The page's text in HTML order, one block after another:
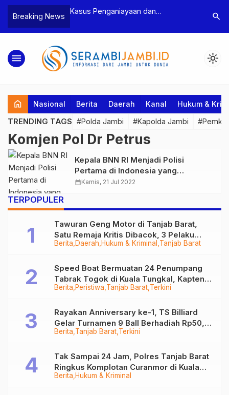
Breaking News
Bea Cukai
Pelaku beserta
dan 146 Gram
Kasus Penganiayaan dan
Tebo Tetapkan Dua Tersangka
Polres
Dua
search
menu light_mode
home Nasional Berita Daerah Kanal Hukum &
TRENDING TAGS #Polda Jambi #Kapolda Jambi
Komjen Pol Dr Petrus
Kepala BNN RI Menjadi Polisi
Pertama di Indonesia yang
menerima Partnership Medal dari
calendar_monthKamis, 21 Jul 2022
TERPOPULER
Berita Daerah Hukum & Kriminal Tanjab Barat
Tawuran Geng Motor di Tanjab Barat,
Satu Remaja Kritis Dibacok, 3 Pelaku
Ditangkap
Berita Peristiwa Tanjab Barat Terkini
Speed Boat Bermuatan 24 Penumpang
Tabrak Togok di Kuala Tungkal, Kapten
Sempat Hilang
Berita Tanjab Barat Terkini
Rayakan Anniversary ke-1, TS Billiard
Gelar Turnamen 9 Ball Berhadiah Rp50,8
Juta
Berita Hukum & Kriminal
Tak Sampai 24 Jam, Polres Tanjab Barat
Ringkus Komplotan Curanmor di Kuala
Tungkal